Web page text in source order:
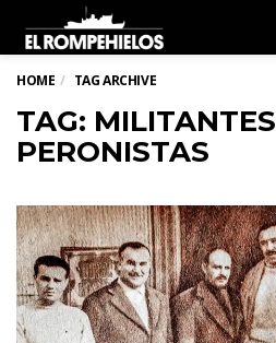
HOME TAG ARCHIVE
TAG: MILITANTES
PERONISTAS